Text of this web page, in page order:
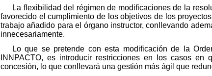
La flexibilidad del régimen de modificaciones de la
favorecido el cumplimiento de los objetivos de los
trabajo añadido para el órgano instructor, conllevando
innecesariamente.
Lo que se pretende con esta modificación de la
INNPACTO, es introducir restricciones en los casos
concesión, lo que conllevará una gestión más ágil que